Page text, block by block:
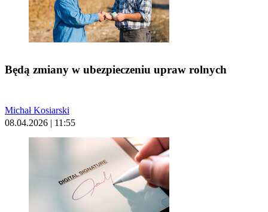
Będą zmiany w ubezpieczeniu upraw rolnych
Michał Kosiarski
08.04.2026 | 11:55